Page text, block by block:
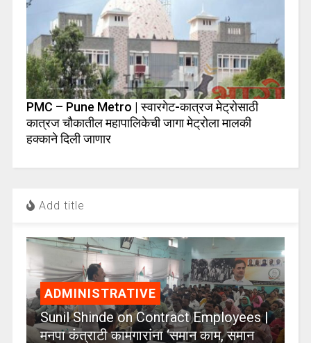
PMC – Pune Metro | स्वारगेट-कात्रज मेट्रोसाठी
कात्रज चौकातील महापालिकेची जागा मेट्रोला मालकी
हक्काने दिली जाणार
Add title
ADMINISTRATIVE
Sunil Shinde on Contract Employees |
मनपा कंत्राटी कामगारांना ‘समान काम, समान